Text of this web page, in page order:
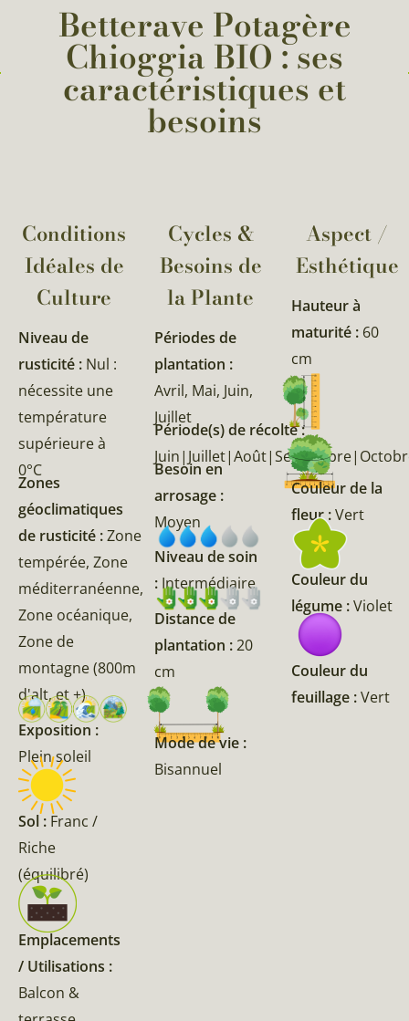
Betterave Potagère
Chioggia BIO : ses
caractéristiques et
besoins
Conditions
Idéales de
Culture
Niveau de
rusticité : Nul :
nécessite une
température
supérieure à
0°C
Zones
géoclimatiques
de rusticité :Zone
tempérée, Zone
méditerranéenne,
Zone océanique,
Zone de
montagne (800m
d'alt, et +)
Exposition :
Plein soleil
Sol : Franc /
Riche
(équilibré)
Emplacements
/ Utilisations :
Balcon &
Cycles &
Besoins de
la Plante​
Périodes de
plantation :
Avril, Mai, Juin,
Juillet
Période(s) de récolte :
Besoin en
arrosage :
Moyen
Niveau de soin
: Intermédiaire
Distance de
plantation :20
cm
Mode de vie :
Bisannuel
Aspect /
Esthétique
Hauteur à
maturité : 60
cm
Couleur de la
fleur :Vert
Couleur du
légume :Violet
Couleur du
feuillage :Vert